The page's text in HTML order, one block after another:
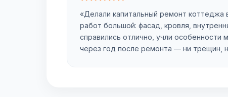
«Делали капитальный ремонт
работ большой: фасад, кровля,
справились отлично, учли особенности
через год после ремонта — ни трещин,